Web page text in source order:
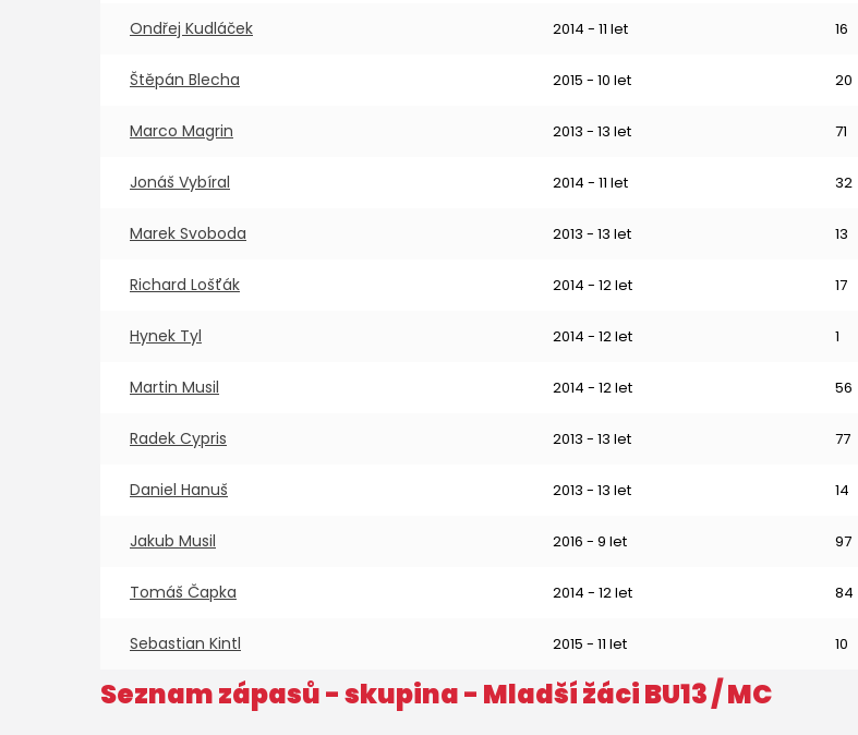
Ondřej Kudláček 2014 - 11 let 16
Štěpán Blecha 2015 - 10 let 20
Marco Magrin 2013 - 13 let 71
Jonáš Vybíral 2014 - 11 let 32
Marek Svoboda 2013 - 13 let 13
Richard Lošťák 2014 - 12 let 17
Hynek Tyl 2014 - 12 let 1
Martin Musil 2014 - 12 let 56
Radek Cypris 2013 - 13 let 77
Daniel Hanuš 2013 - 13 let 14
Jakub Musil 2016 - 9 let 97
Tomáš Čapka 2014 - 12 let 84
Sebastian Kintl 2015 - 11 let 10
Seznam zápasů - skupina - Mladší žáci BU13/ MC